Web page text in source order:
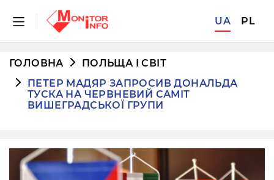
UA PL
ГОЛОВНА
ПОЛЬЩА І СВІТ
ПЕТЕР МАДЯР ЗАПРОСИВ ДОНАЛЬДА
ТУСКА НА ЧЕРВНЕВИЙ САМІТ
ВИШЕГРАДСЬКОЇ ГРУПИ